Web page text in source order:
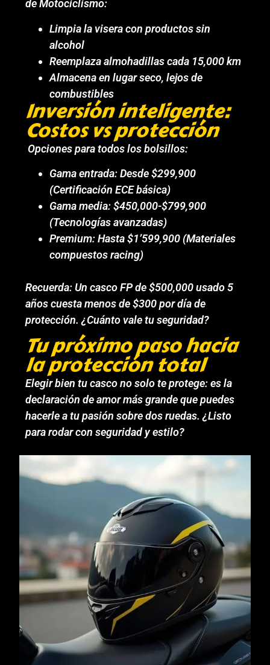
de Motociclismo:
Limpia la visera con productos sin
alcohol
Reemplaza almohadillas cada 15,000 km
Almacena en lugar seco, lejos de
combustibles
Inversión inteligente:
Costos vs protección
Opciones para todos los bolsillos:
Gama entrada: Desde $299,900
(Certificación ECE básica)
Gama media: $450,000-$799,900
(Tecnologías avanzadas)
Premium: Hasta $1’599,900 (Materiales
compuestos racing)
Recuerda: Un casco FP de $500,000 usado 5
años cuesta menos de $300 por día de
protección. ¿Cuánto vale tu seguridad?
Tu próximo paso hacia
la protección total
Elegir bien tu casco no solo te protege: es la
declaración de amor más grande que puedes
hacerle a tu pasión sobre dos ruedas. ¿Listo
para rodar con seguridad y estilo?